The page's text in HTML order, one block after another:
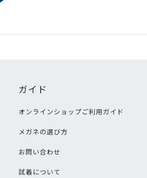
ガイド
オンラインショップご利用ガイド
メガネの選び方
お問い合わせ
試着について